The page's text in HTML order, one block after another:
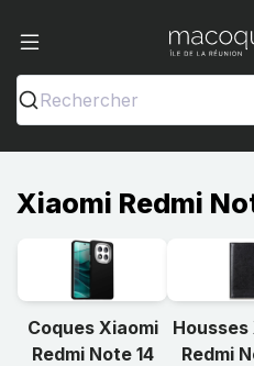
Ma
Rechercher
Xiaomi Redmi
Coques Xiaomi
Redmi Note 14
Housses
Redmi